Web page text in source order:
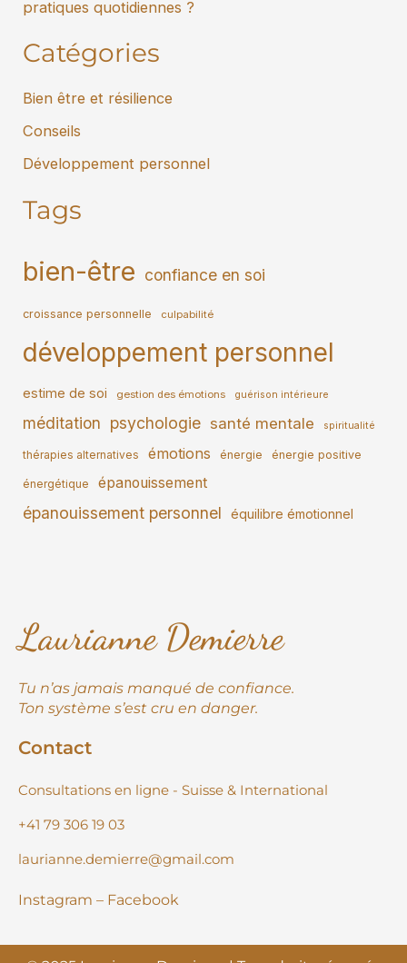
pratiques quotidiennes ?
Catégories
Bien être et résilience
Conseils
Développement personnel
Tags
bien-être confiance en soi
croissance personnelle culpabilité
développement personnel
estime de soi gestion des émotions guérison intérieure
méditation psychologie santé mentale spiritualité
thérapies alternatives émotions énergie énergie positive
énergétique épanouissement
épanouissement personnel équilibre émotionnel
Laurianne Demierre
Tu n’as jamais manqué de confiance.
Ton système s’est cru en danger.
Contact
Consultations en ligne - Suisse & International
+41 79 306 19 03
laurianne.demierre@gmail.com
Instagram – Facebook